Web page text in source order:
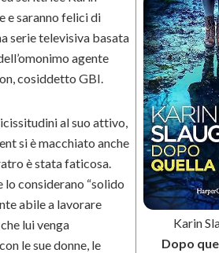
Karin
Dopo
e saranno felici di
serie televisiva basata
agente
cosiddetto GBI.
al suo attivo,
si è macchiato anche
è stata faticosa.
lo considerano “solido
abile a lavorare
lui venga
le sue donne, le